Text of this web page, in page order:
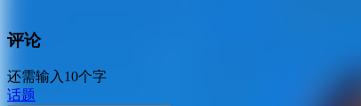
评论
还需输入10个字
话题